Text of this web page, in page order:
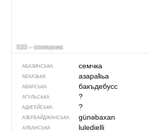
533 – соняшник
АБАЗИНСЬКА семчка
АБХАЗЬКА азараҟьа
АВАРСЬКА бакъдебусс
АГУЛЬСЬКА ?
АДИГЕЙСЬКА ?
АЗЕРБАЙДЖАНСЬКА günəbaxan
АЛБАНСЬКА luledielli